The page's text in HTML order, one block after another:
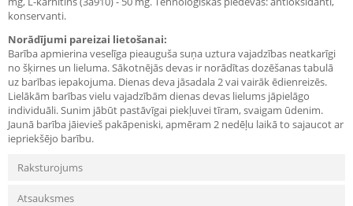
konservanti.
Norādījumi pareizai lietošanai:
Barība apmierina veselīga pieauguša suņa uztura vajadzības neatkarīgi
no šķirnes un lieluma. Sākotnējās devas ir norādītas dozēšanas tabulā
uz barības iepakojuma. Dienas deva jāsadala 2 vai vairāk ēdienreizēs.
Lielākām barības vielu vajadzībām dienas devas lielums jāpielāgo
individuāli. Sunim jābūt pastāvīgai piekļuvei tīram, svaigam ūdenim.
Jaunā barība jāievieš pakāpeniski, apmēram 2 nedēļu laikā to sajaucot ar
iepriekšējo barību.
Raksturojums
Atsauksmes